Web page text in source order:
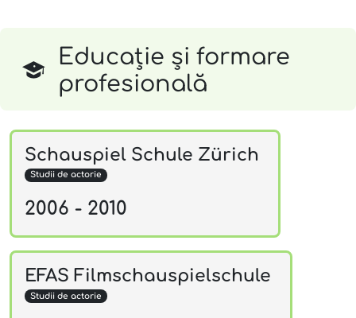
Educație și formare
profesională
Schauspiel Schule Zürich
Studii de actorie
2006 - 2010
EFAS Filmschauspielschule
Studii de actorie